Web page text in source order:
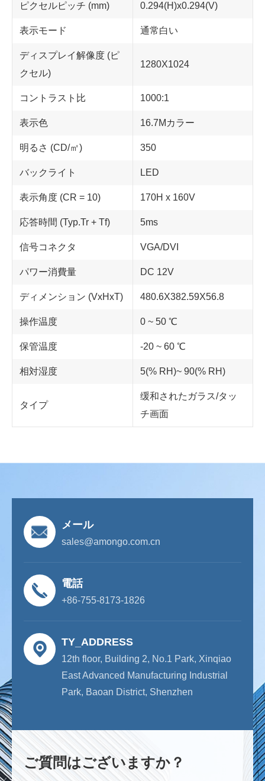
ピクセルピッチ (mm) 0.294(H)x0.294(V)
表示モード 通常白い
ディスプレイ解像度 (ピ
クセル)
1280X1024
コントラスト比 1000:1
表示色 16.7Mカラー
明るさ (CD/㎡) 350
バックライト LED
表示角度 (CR = 10) 170H x 160V
応答時間 (Typ.Tr + Tf) 5ms
信号コネクタ VGA/DVI
パワー消費量 DC 12V
ディメンション (VxHxT) 480.6X382.59X56.8
操作温度 0 ~ 50 ℃
保管温度 -20 ~ 60 ℃
相対湿度 5(% RH)~ 90(% RH)
タイプ
缓和されたガラス/タッ
チ画面
メール
sales@amongo.com.cn
電話
+86-755-8173-1826
TY_ADDRESS
12th floor, Building 2, No.1 Park, Xinqiao
East Advanced Manufacturing Industrial
Park, Baoan District, Shenzhen
ご質問はございますか？